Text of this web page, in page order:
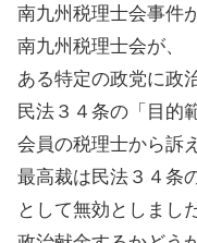
南九州税理士会事件
南九州税理士会が、
ある特定の政党に政
民法３４条の「目的
会員の税理士から訴
最高裁は民法３４条
として無効としました